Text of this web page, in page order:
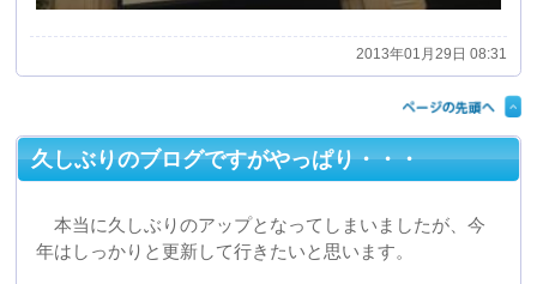
2013年01月29日 08:31
本当に久しぶりのアップとなってしまいましたが、今
という事で久しぶりのブログネタはやっぱり大好きな鰻